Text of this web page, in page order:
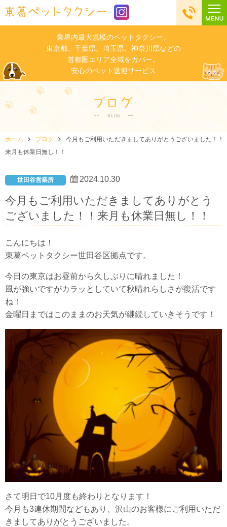
業界内最大規模のペットタクシー。
東京都、千葉県、埼玉県、神奈川県などの
首都圏エリア全域をカバー。
安心のペット送迎サービス
ホーム ブログ
今月もご利用いただきましてありがとうございました！！
来月も休業日無し！！
世田谷営業所 2024.10.30
今月もご利用いただきましてありがとう
ございました！！来月も休業日無し！！
こんにちは！
東葛ペットタクシー世田谷区拠点です。
今日の東京はお昼前から久しぶりに晴れました！
風が強いですがカラッとしていて秋晴れらしさが復活です
ね！
金曜日まではこのままのお天気が継続していきそうです！
さて明日で10月度も終わりとなります！
今月も3連休期間などもあり、沢山のお客様にご利用いただ
きましてありがとうございました。